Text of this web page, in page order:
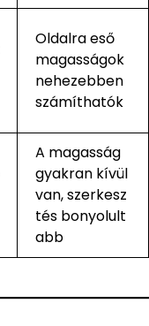
Oldalra eső
magasságok
nehezebben
számíthatók
A magasság
gyakran kívül
van, szerkesz
tés bonyolult
abb